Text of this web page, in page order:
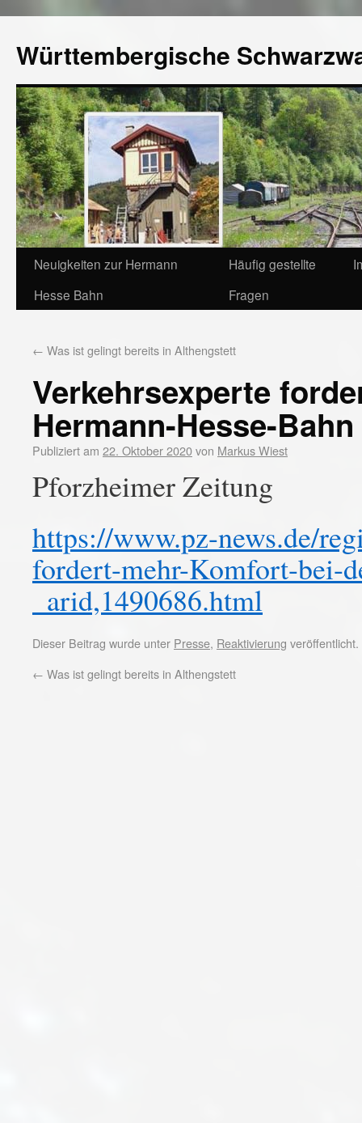
Württembergische
Neuigkeiten zur Hermann
Hesse Bahn
Häufig gestellte
Fragen
← Was ist gelingt bereits in Althengstett
Verkehrsexperte
Hermann-Hesse-Bahn
Publiziert am 22. Oktober 2020von Markus Wiest
Pforzheimer Zeitung
https://www.pz-news.de/
fordert-mehr-Komfort-bei-
_arid,1490686.html
Dieser Beitrag wurde unter Presse, Reaktivierung
← Was ist gelingt bereits in Althengstett